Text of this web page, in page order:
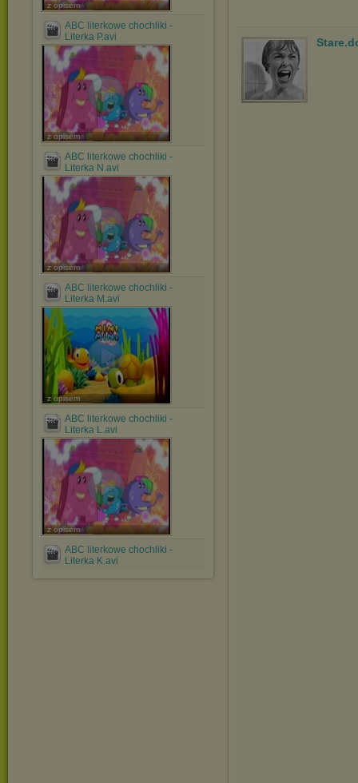
z opisem
ABC literkowe chochliki -
Literka P.avi
z opisem
ABC literkowe chochliki -
Literka N.avi
z opisem
ABC literkowe chochliki -
Literka M.avi
z opisem
ABC literkowe chochliki -
Literka L.avi
z opisem
ABC literkowe chochliki -
Literka K.avi